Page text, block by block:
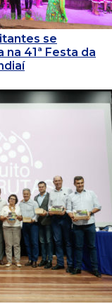
se
na 41ª Festa da